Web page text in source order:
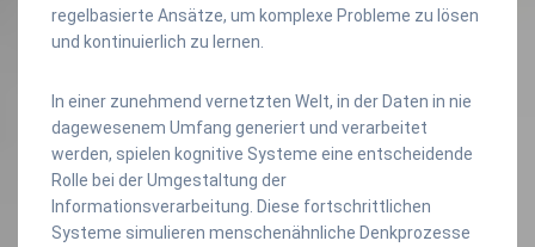
regelbasierte Ansätze, um komplexe Probleme zu lösen
und kontinuierlich zu lernen.
In einer zunehmend vernetzten Welt, in der Daten in nie
dagewesenem Umfang generiert und verarbeitet
werden, spielen kognitive Systeme eine entscheidende
Rolle bei der Umgestaltung der
Informationsverarbeitung. Diese fortschrittlichen
Systeme simulieren menschenähnliche Denkprozesse